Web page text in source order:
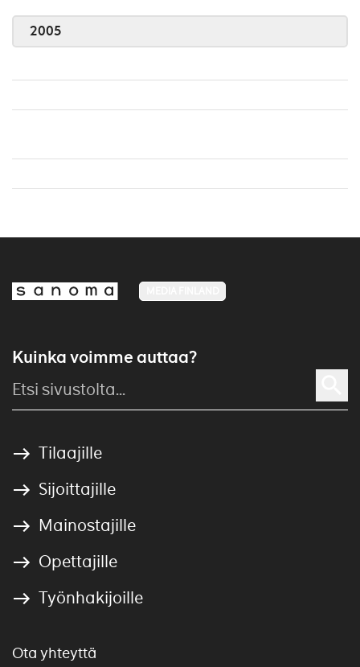
2005
Kuinka voimme auttaa?
Tilaajille
Sijoittajille
Mainostajille
Opettajille
Työnhakijoille
Ota yhteyttä